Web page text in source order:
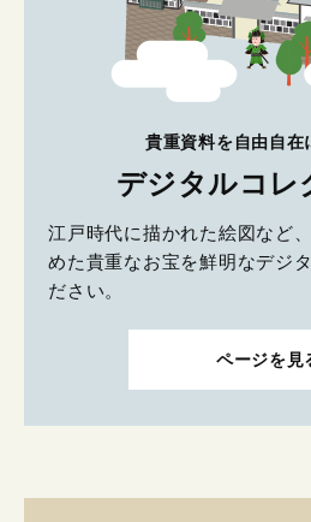
貴重資料を自由自在
デジタルコレ
江戸時代に描かれた絵図など
めた貴重なお宝を鮮明なデジ
ださい。
ページを見